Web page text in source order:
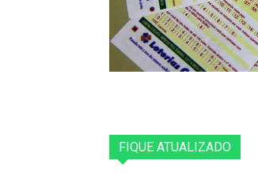
FIQUE ATUALIZADO